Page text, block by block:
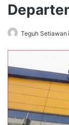
Teguh Setiawan